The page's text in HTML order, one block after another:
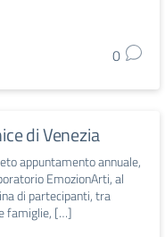
0
di Venezia
appuntamento annuale,
EmozionArti, al
di partecipanti, tra
famiglie, […]